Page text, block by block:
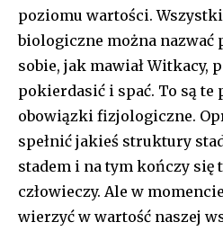
poziomu wartości.
biologiczne można nazwać
sobie, jak mawiał Witkacy,
pokierdasić i spać. To są te
obowiązki fizjologiczne.
spełnić jakieś struktury
stadem i na tym kończy się
człowieczy. Ale w
wierzyć w wartość naszej